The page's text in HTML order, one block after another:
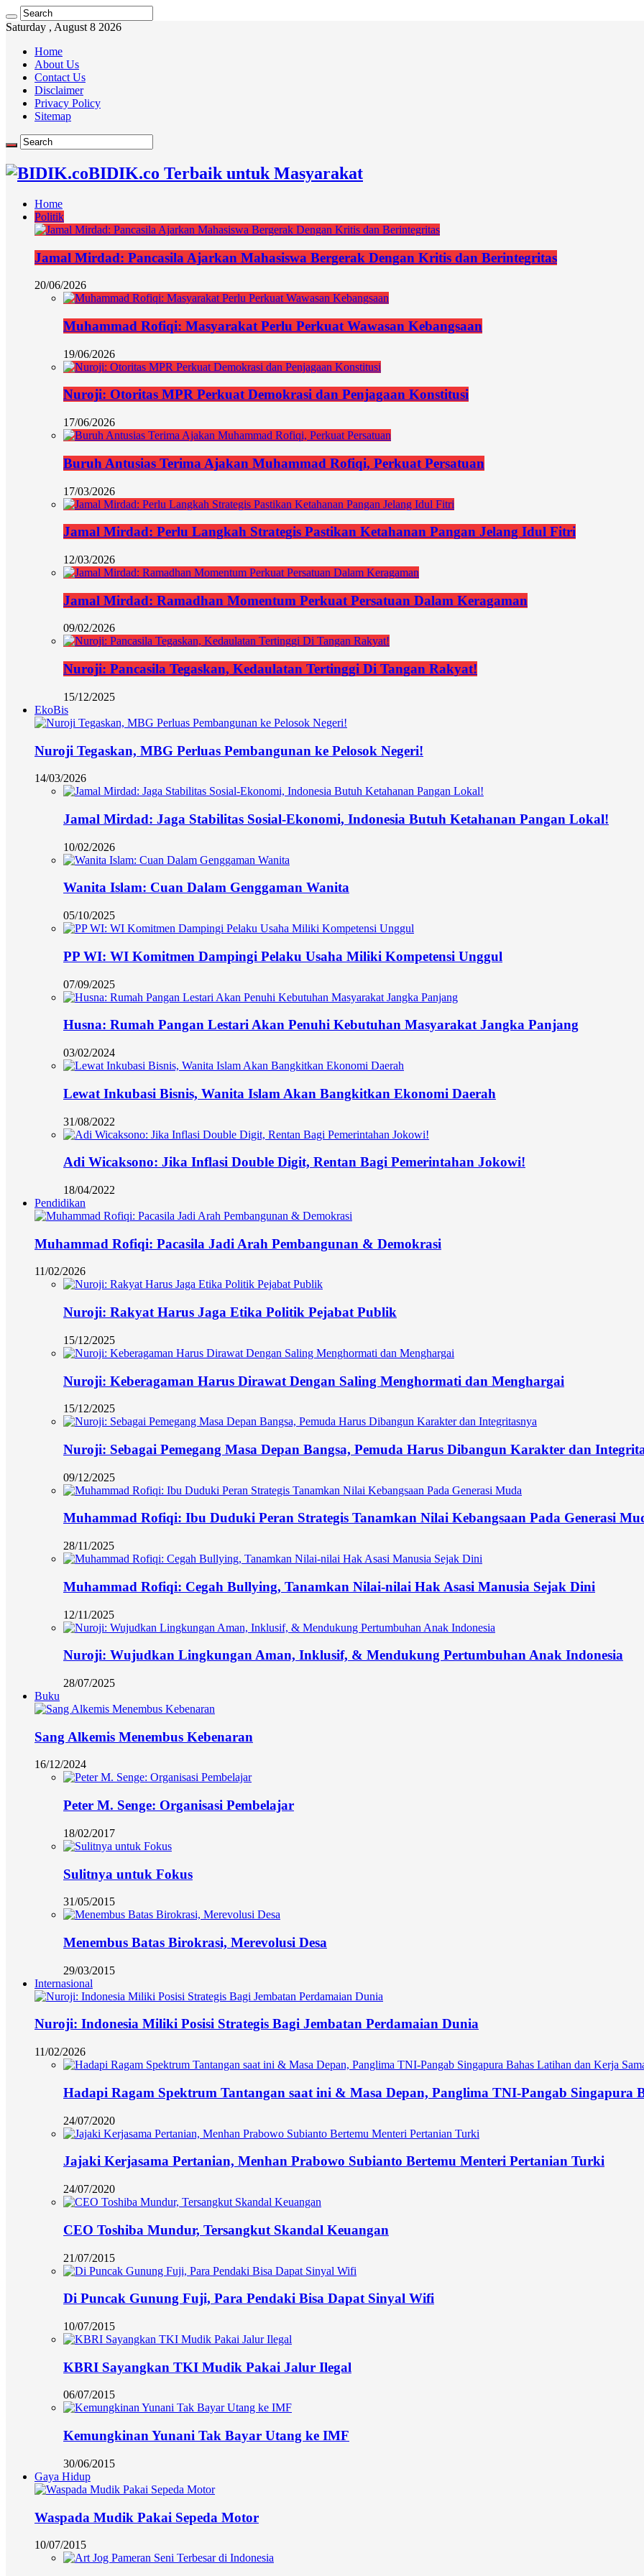
Saturday , August 8 2026
Home
About Us
Contact Us
Disclaimer
Privacy Policy
Sitemap
BIDIK.co Terbaik untuk Masyarakat
Home
Politik
Jamal Mirdad: Pancasila Ajarkan Mahasiswa Bergerak Dengan Kritis dan Berintegritas
20/06/2026
Muhammad Rofiqi: Masyarakat Perlu Perkuat Wawasan Kebangsaan
19/06/2026
Nuroji: Otoritas MPR Perkuat Demokrasi dan Penjagaan Konstitusi
17/06/2026
Buruh Antusias Terima Ajakan Muhammad Rofiqi, Perkuat Persatuan
17/03/2026
Jamal Mirdad: Perlu Langkah Strategis Pastikan Ketahanan Pangan Jelang Idul Fitri
12/03/2026
Jamal Mirdad: Ramadhan Momentum Perkuat Persatuan Dalam Keragaman
09/02/2026
Nuroji: Pancasila Tegaskan, Kedaulatan Tertinggi Di Tangan Rakyat!
15/12/2025
EkoBis
Nuroji Tegaskan, MBG Perluas Pembangunan ke Pelosok Negeri!
14/03/2026
Jamal Mirdad: Jaga Stabilitas Sosial-Ekonomi, Indonesia Butuh Ketahanan Pangan Lokal!
10/02/2026
Wanita Islam: Cuan Dalam Genggaman Wanita
05/10/2025
PP WI: WI Komitmen Dampingi Pelaku Usaha Miliki Kompetensi Unggul
07/09/2025
Husna: Rumah Pangan Lestari Akan Penuhi Kebutuhan Masyarakat Jangka Panjang
03/02/2024
Lewat Inkubasi Bisnis, Wanita Islam Akan Bangkitkan Ekonomi Daerah
31/08/2022
Adi Wicaksono: Jika Inflasi Double Digit, Rentan Bagi Pemerintahan Jokowi!
18/04/2022
Pendidikan
Muhammad Rofiqi: Pacasila Jadi Arah Pembangunan & Demokrasi
11/02/2026
Nuroji: Rakyat Harus Jaga Etika Politik Pejabat Publik
15/12/2025
Nuroji: Keberagaman Harus Dirawat Dengan Saling Menghormati dan Menghargai
15/12/2025
Nuroji: Sebagai Pemegang Masa Depan Bangsa, Pemuda Harus Dibangun Karakter dan
09/12/2025
Muhammad Rofiqi: Ibu Duduki Peran Strategis Tanamkan Nilai Kebangsaan Pada Generasi
28/11/2025
Muhammad Rofiqi: Cegah Bullying, Tanamkan Nilai-nilai Hak Asasi Manusia Sejak Dini
12/11/2025
Nuroji: Wujudkan Lingkungan Aman, Inklusif, & Mendukung Pertumbuhan Anak Indonesia
28/07/2025
Buku
Sang Alkemis Menembus Kebenaran
16/12/2024
Peter M. Senge: Organisasi Pembelajar
18/02/2017
Sulitnya untuk Fokus
31/05/2015
Menembus Batas Birokrasi, Merevolusi Desa
29/03/2015
Internasional
Nuroji: Indonesia Miliki Posisi Strategis Bagi Jembatan Perdamaian Dunia
11/02/2026
Hadapi Ragam Spektrum Tantangan saat ini & Masa Depan, Panglima TNI-Pangab Singapura
24/07/2020
Jajaki Kerjasama Pertanian, Menhan Prabowo Subianto Bertemu Menteri Pertanian Turki
24/07/2020
CEO Toshiba Mundur, Tersangkut Skandal Keuangan
21/07/2015
Di Puncak Gunung Fuji, Para Pendaki Bisa Dapat Sinyal Wifi
10/07/2015
KBRI Sayangkan TKI Mudik Pakai Jalur Ilegal
06/07/2015
Kemungkinan Yunani Tak Bayar Utang ke IMF
30/06/2015
Gaya Hidup
Waspada Mudik Pakai Sepeda Motor
10/07/2015